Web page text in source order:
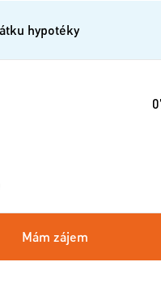
hypotéky
Mám zájem